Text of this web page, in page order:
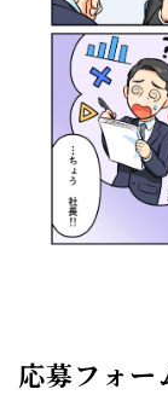
応募フォ